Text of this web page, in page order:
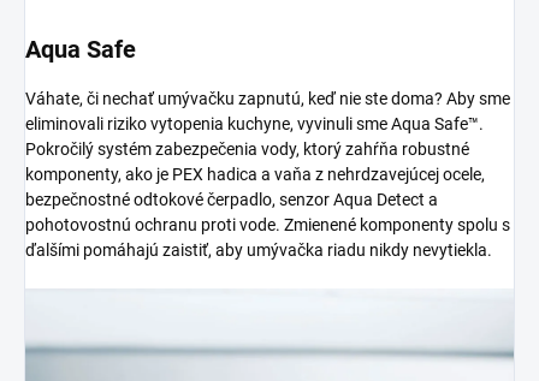
Aqua Safe
Váhate, či nechať umývačku zapnutú, keď nie ste doma? Aby sme
eliminovali riziko vytopenia kuchyne, vyvinuli sme Aqua Safe™.
Pokročilý systém zabezpečenia vody, ktorý zahŕňa robustné
komponenty, ako je PEX hadica a vaňa z nehrdzavejúcej ocele,
bezpečnostné odtokové čerpadlo, senzor Aqua Detect a
pohotovostnú ochranu proti vode. Zmienené komponenty spolu s
ďalšími pomáhajú zaistiť, aby umývačka riadu nikdy nevytiekla.